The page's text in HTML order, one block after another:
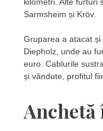
Sarmsheim și Kröv.
Gruparea a atacat
Diepholz, unde au
euro. Cablurile
și vândute, profitul
Anchetă